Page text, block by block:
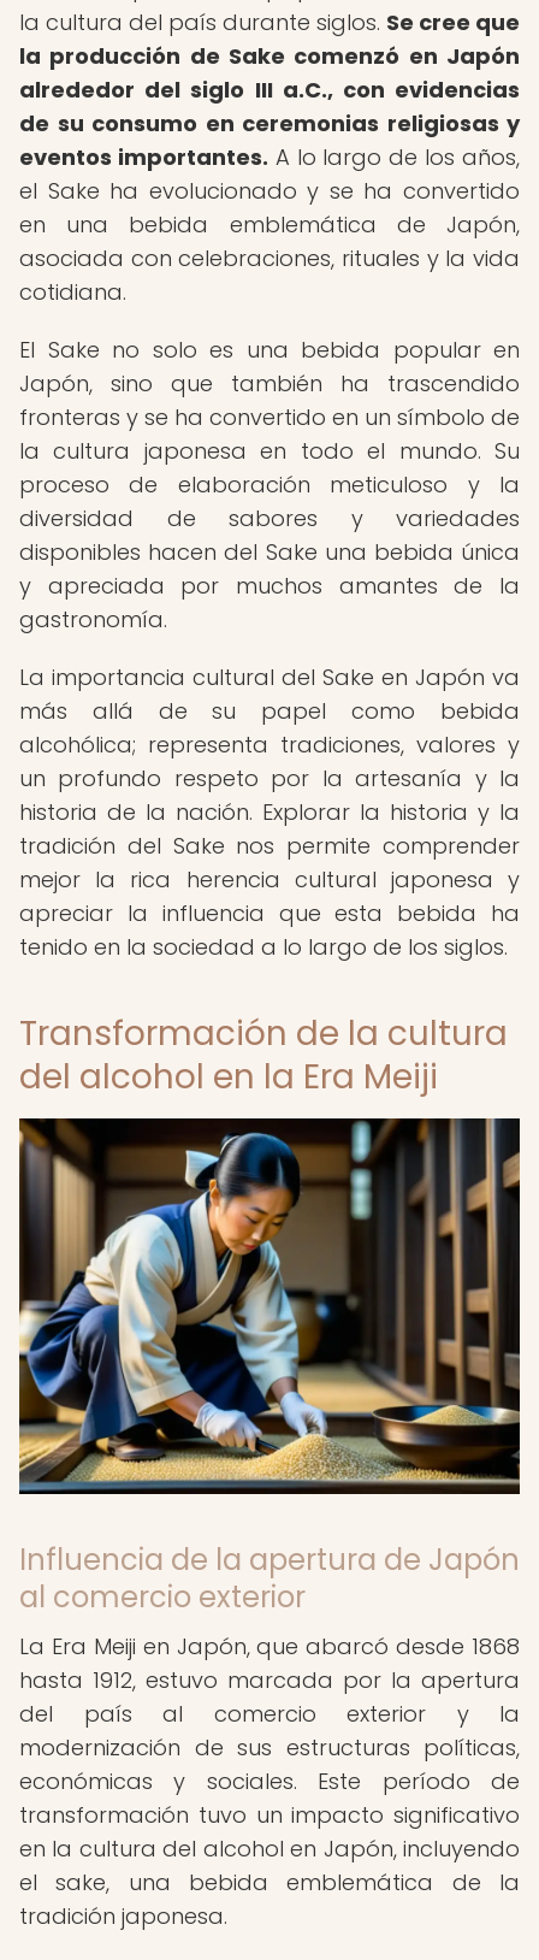
la cultura del país durante siglos. Se cree que
la producción de Sake comenzó en Japón
alrededor del siglo III a.C., con evidencias
de su consumo en ceremonias religiosas y
eventos importantes. A lo largo de los años,
el Sake ha evolucionado y se ha convertido
en una bebida emblemática de Japón,
asociada con celebraciones, rituales y la vida
cotidiana.
El Sake no solo es una bebida popular en
Japón, sino que también ha trascendido
fronteras y se ha convertido en un símbolo de
la cultura japonesa en todo el mundo. Su
proceso de elaboración meticuloso y la
diversidad de sabores y variedades
disponibles hacen del Sake una bebida única
y apreciada por muchos amantes de la
gastronomía.
La importancia cultural del Sake en Japón va
más allá de su papel como bebida
alcohólica; representa tradiciones, valores y
un profundo respeto por la artesanía y la
historia de la nación. Explorar la historia y la
tradición del Sake nos permite comprender
mejor la rica herencia cultural japonesa y
apreciar la influencia que esta bebida ha
tenido en la sociedad a lo largo de los siglos.
Transformación de la cultura
del alcohol en la Era Meiji
Influencia de la apertura de Japón
al comercio exterior
La Era Meiji en Japón, que abarcó desde 1868
hasta 1912, estuvo marcada por la apertura
del país al comercio exterior y la
modernización de sus estructuras políticas,
económicas y sociales. Este período de
transformación tuvo un impacto significativo
en la cultura del alcohol en Japón, incluyendo
el sake, una bebida emblemática de la
tradición japonesa.